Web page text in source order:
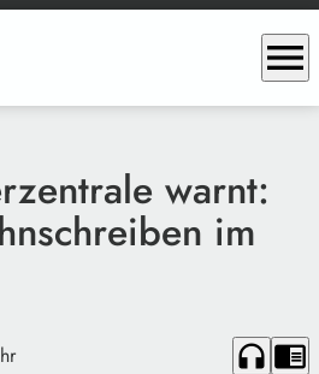
menu
warnt:
im
headphones chrome_reader_mode